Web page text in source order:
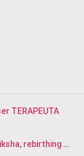
TERAPEUTA
Entrevista a Vicente Saus, terapeuta de Diksha, rebirthing y masajista en Valencia